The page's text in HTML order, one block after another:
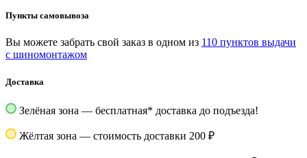
Пункты самовывоза
Вы можете забрать свой заказ в одном из 110 пунктов выдачи
с шиномонтажом
Доставка
Зелёная зона — бесплатная* доставка до подъезда!
Жёлтая зона — стоимость доставки 200 ₽